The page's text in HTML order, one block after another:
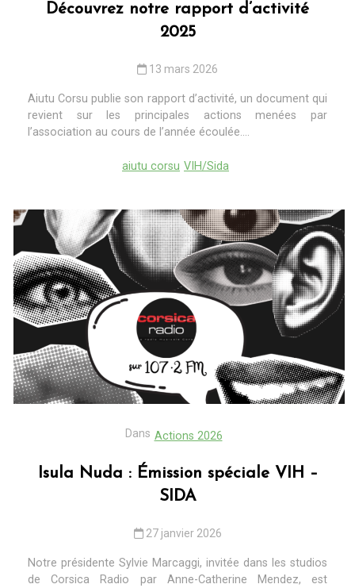
Découvrez notre rapport d’activité
2025
13 mars 2026
Aiutu Corsu publie son rapport d’activité, un document qui
revient sur les principales actions menées par
l’association au cours de l’année écoulée....
aiutu corsu VIH/Sida
Dans Actions 2026
Isula Nuda : Émission spéciale VIH –
SIDA
27 janvier 2026
Notre présidente Sylvie Marcaggi, invitée dans les studios
de Corsica Radio par Anne-Catherine Mendez, est